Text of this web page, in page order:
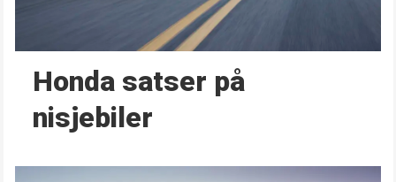
Honda satser på
nisjebiler